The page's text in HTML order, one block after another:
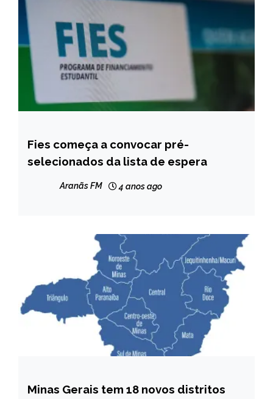
BRASIL
NOTÍCIAS
Fies começa a convocar pré-
selecionados da lista de espera
Aranãs FM 4 anos ago
MINAS
Minas Gerais tem 18 novos distritos